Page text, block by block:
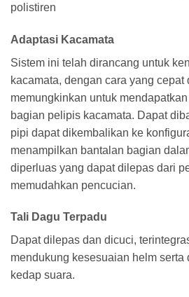
polistiren
Adaptasi Kacamata
Sistem ini telah dirancang untuk
kacamata, dengan cara yang cepat
memungkinkan untuk
bagian pelipis kacamata. Dapat
pipi dapat dikembalikan ke
menampilkan bantalan bagian
diperluas yang dapat dilepas dari
memudahkan pencucian.
Tali Dagu Terpadu
Dapat dilepas dan dicuci,
mendukung kesesuaian helm serta
kedap suara.